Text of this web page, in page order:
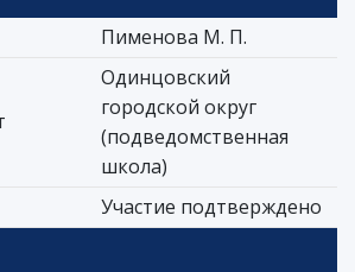
Пименова М. П.
Одинцовский
городской округ
(подведомственная
школа)
Участие подтверждено